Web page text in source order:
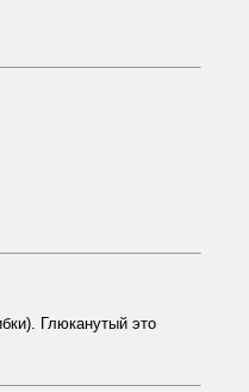
Глюканутый это